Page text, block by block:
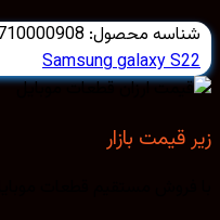
محصول:1710000908
Samsung galaxy
بازار